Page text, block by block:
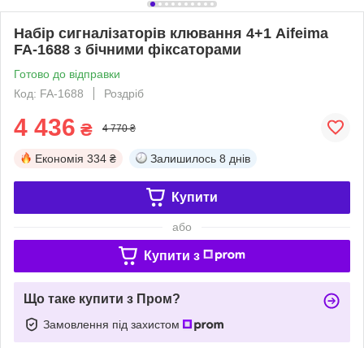
Набір сигналізаторів клювання 4+1 Aifeima
FA-1688 з бічними фіксаторами
Готово до відправки
Код: FA-1688
Роздріб
4 436 ₴ 4 770 ₴
Економія 334 ₴ Залишилось 8 днів
Купити
або
Купити з
Що таке купити з Пром?
Замовлення під захистом